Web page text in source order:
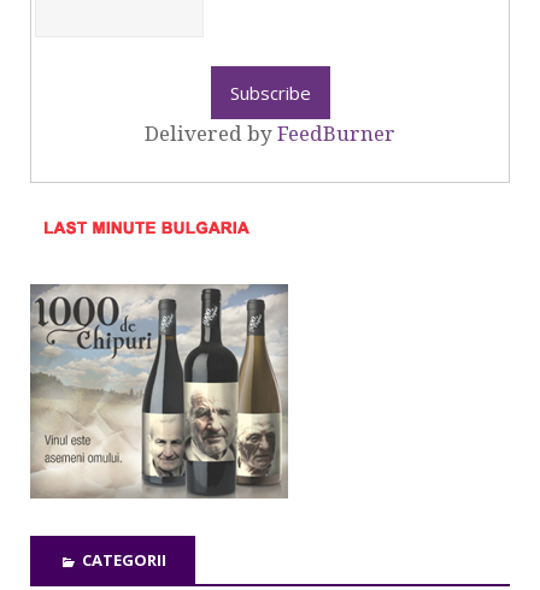
Delivered by FeedBurner
CATEGORII